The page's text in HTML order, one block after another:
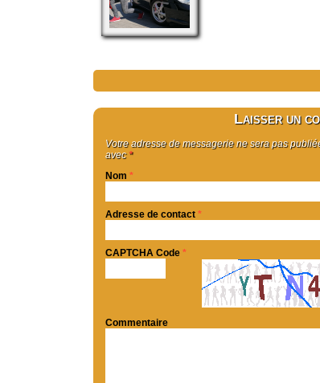
Laisser un
Votre adresse de messagerie ne sera pas
avec*
Nom *
Adresse de contact *
CAPTCHA Code *
Commentaire